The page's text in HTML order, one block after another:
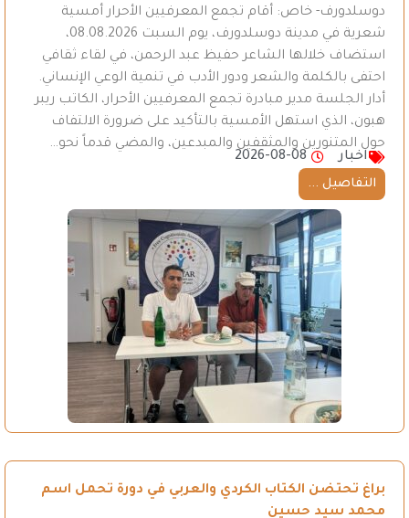
دوسلدورف- خاص: أقام تجمع المعرفيين الأحرار أمسية
شعرية في مدينة دوسلدورف، يوم السبت 08.08.2026،
استضاف خلالها الشاعر حفيظ عبد الرحمن، في لقاء ثقافي
احتفى بالكلمة والشعر ودور الأدب في تنمية الوعي الإنساني.
أدار الجلسة مدير مبادرة تجمع المعرفيين الأحرار، الكاتب ريبر
هبون، الذي استهل الأمسية بالتأكيد على ضرورة الالتفاف
حول المتنورين والمثقفين والمبدعين، والمضي قدماً نحو…
اخبار
2026-08-08
التفاصيل ...
براغ تحتضن الكتاب الكردي والعربي في دورة تحمل اسم
محمد سيد حسين